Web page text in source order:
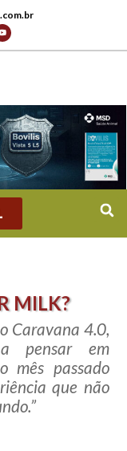
MILK?
Caravana 4.0,
pensar em
mês passado
que não